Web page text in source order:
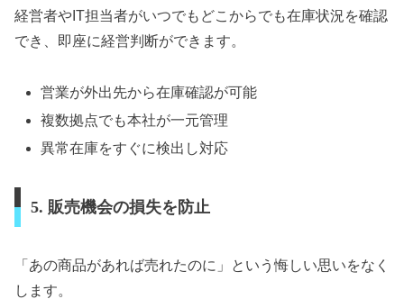
経営者やIT担当者がいつでもどこからでも在庫状況を確認
でき、即座に経営判断ができます。
営業が外出先から在庫確認が可能
複数拠点でも本社が一元管理
異常在庫をすぐに検出し対応
5. 販売機会の損失を防止
「あの商品があれば売れたのに」という悔しい思いをなく
します。